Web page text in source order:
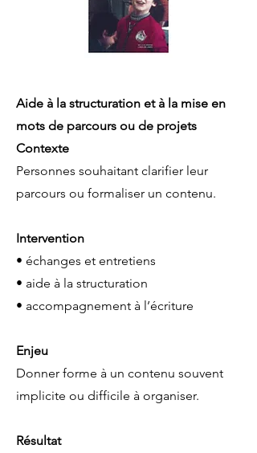
Aide à la structuration et à la mise en
mots de parcours ou de projets
Contexte
Personnes souhaitant clarifier leur
parcours ou formaliser un contenu.
Intervention
• échanges et entretiens
• aide à la structuration
• accompagnement à l’écriture
Enjeu
Donner forme à un contenu souvent
implicite ou difficile à organiser.
Résultat